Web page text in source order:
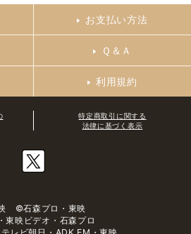
お支払い方法
Ｑ＆Ａ
利用規約
特定商取引に関する
法律に基づく表示
©石森プロ・東映
東映ビデオ・石森プロ